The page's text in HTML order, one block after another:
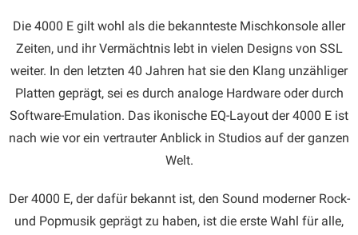
Die 4000 E gilt wohl als die bekannteste Mischkonsole aller
Zeiten, und ihr Vermächtnis lebt in vielen Designs von SSL
weiter. In den letzten 40 Jahren hat sie den Klang unzähliger
Platten geprägt, sei es durch analoge Hardware oder durch
Software-Emulation. Das ikonische EQ-Layout der 4000 E ist
nach wie vor ein vertrauter Anblick in Studios auf der ganzen
Welt.
Der 4000 E, der dafür bekannt ist, den Sound moderner Rock-
und Popmusik geprägt zu haben, ist die erste Wahl für alle,